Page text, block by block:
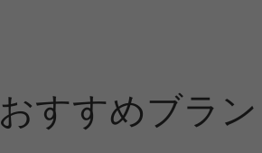
おすすめブラ